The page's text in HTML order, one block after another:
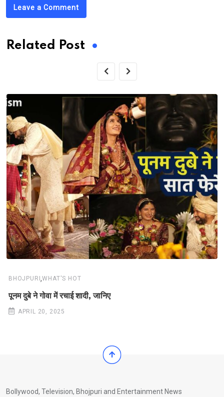
Leave a Comment
Related Post
BHOJPURI,WHAT'S HOT
पूनम दुबे ने गोवा में रचाई शादी, जानिए
APRIL 20, 2025
Bollywood, Television, Bhojpuri and Entertainment News